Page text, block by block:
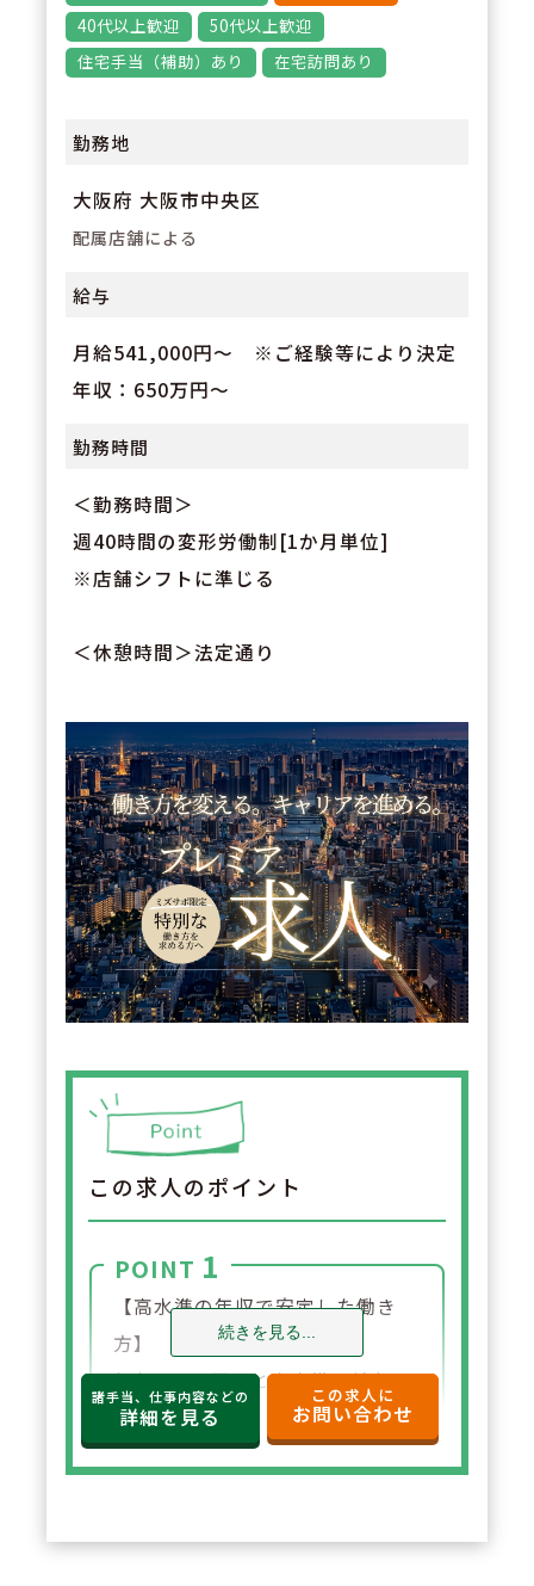
POINT3
福利厚生や職場環境の充実に力を
や転居に伴う異動はございませ
（消化率75％）、ライフワークバ
ランスが取りやすいです。
40代以上歓迎
50代以上歓迎
住宅手当（補助）あり
在宅訪問あり
勤務地
大阪府 大阪市中央区
配属店舗による
給与
月給541,000円～ ※ご経験等により決定
年収：650万円～
勤務時間
＜勤務時間＞
週40時間の変形労働制[1か月単位]
※店舗シフトに準じる
＜休憩時間＞法定通り
この求人のポイント
POINT 1
【高水準の年収で安定した働き
方】
年収650万円～と高水準の給与設
定。年俸制で収入の見通しも立て
やすく、選択した都道府県内で安
続きを見る...
諸手当、仕事内容などの
詳細を見る
この求人に
お問い合わせ